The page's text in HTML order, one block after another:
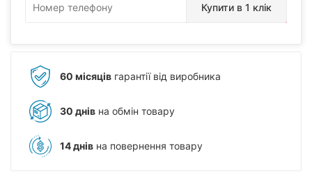
Купити в 1 клік
60 місяців гарантії від виробника
30 днів на обмін товару
14 днів на повернення товару